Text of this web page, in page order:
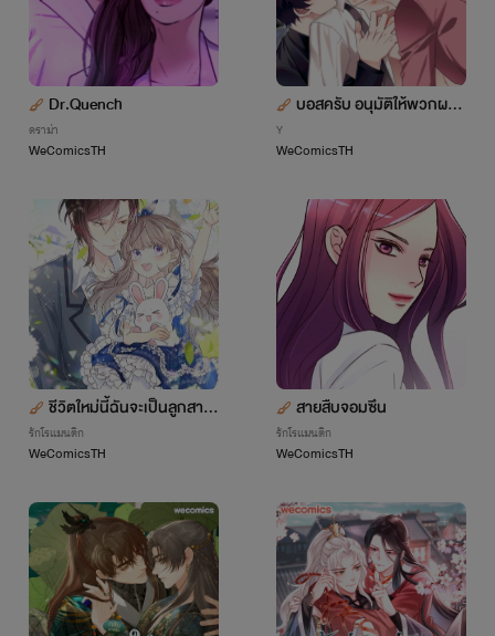
Dr.Quench
ดราม่า
WeComicsTH
บอสครับ อนุมัติให้พวกผมห
Y
WeComicsTH
ชีวิตใหม่นี้ฉันจะเป็นลูกสาว
มือโปร
รักโรแมนติก
WeComicsTH
สายสืบจอมซึน
รักโรแมนติก
WeComicsTH